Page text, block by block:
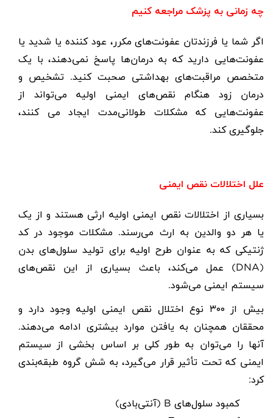
چه زمانی به پزشک مراجعه کنیم
اگر شما یا فرزندتان عفونت‌های مکرر، عود کننده یا شدید یا
عفونت‌هایی دارید که به درمان‌ها پاسخ نمی‌دهند، با یک
متخصص مراقبت‌های بهداشتی صحبت کنید. تشخیص و
درمان زود هنگام نقص‌های ایمنی اولیه می‌تواند از
عفونت‌هایی که مشکلات طولانی‌مدت ایجاد می کنند،
جلوگیری کند.
علل اختلالات نقص ایمنی
بسیاری از اختلالات نقص ایمنی اولیه ارثی هستند و از یک
یا هر دو والدین به ارث می‌رسند. مشکلات موجود در کد
ژنتیکی که به عنوان طرح اولیه برای تولید سلول‌های بدن
(
DNA) عمل می‌کند، باعث بسیاری از این نقص‌های
سیستم ایمنی می‌شود.
بیش از ۳۰۰ نوع اختلال نقص ایمنی اولیه وجود دارد و
محققان همچنان به یافتن موارد بیشتری ادامه می‌دهند.
آنها را می‌توان به طور کلی بر اساس بخشی از سیستم
ایمنی که تحت تأثیر قرار می‌گیرد، به شش گروه طبقه‌بندی
کرد:
کمبود سلول‌های B (آنتی‌بادی)